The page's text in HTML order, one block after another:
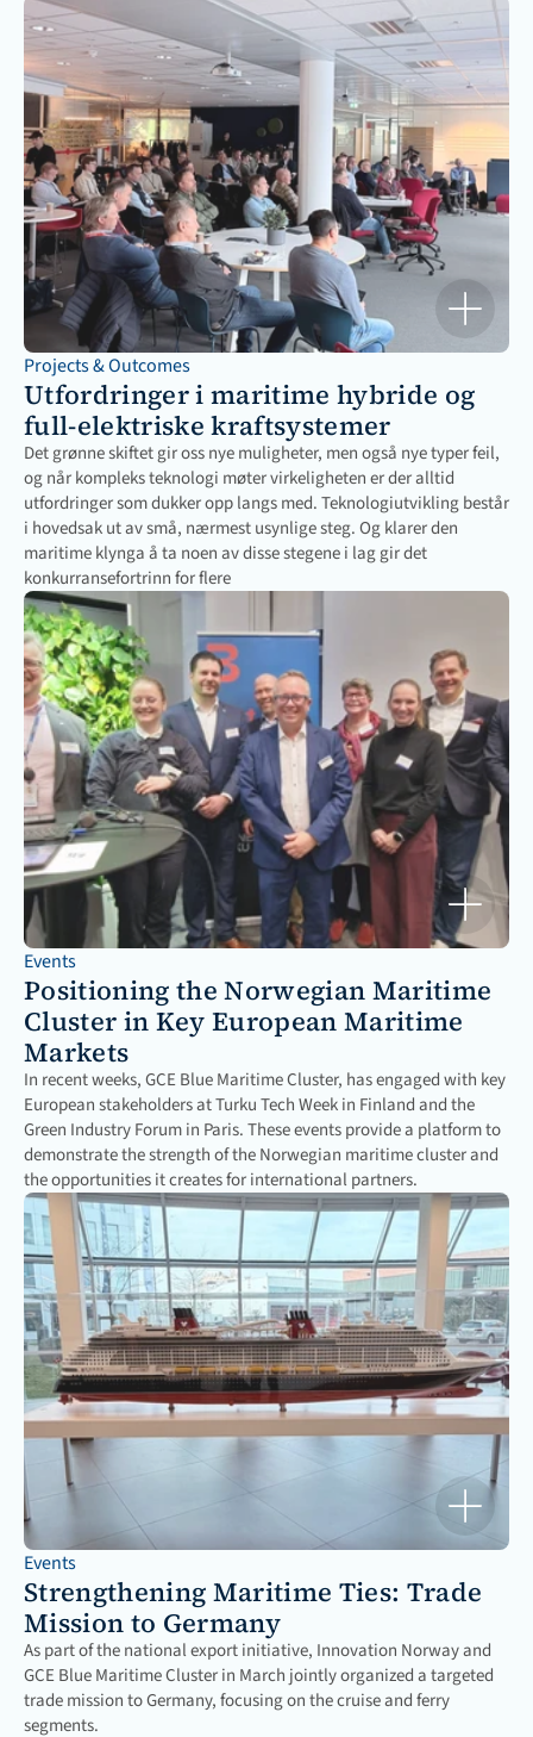
Projects & Outcomes
Utfordringer i maritime hybride og
full-elektriske kraftsystemer
Det grønne skiftet gir oss nye muligheter, men også nye typer feil,
og når kompleks teknologi møter virkeligheten er der alltid
utfordringer som dukker opp langs med. Teknologiutvikling består
i hovedsak ut av små, nærmest usynlige steg. Og klarer den
maritime klynga å ta noen av disse stegene i lag gir det
konkurransefortrinn for flere
Events
Positioning the Norwegian Maritime
Cluster in Key European Maritime
Markets
In recent weeks, GCE Blue Maritime Cluster, has engaged with key
European stakeholders at Turku Tech Week in Finland and the
Green Industry Forum in Paris. These events provide a platform to
demonstrate the strength of the Norwegian maritime cluster and
the opportunities it creates for international partners.
Events
Strengthening Maritime Ties: Trade
Mission to Germany
As part of the national export initiative, Innovation Norway and
GCE Blue Maritime Cluster in March jointly organized a targeted
trade mission to Germany, focusing on the cruise and ferry
segments.